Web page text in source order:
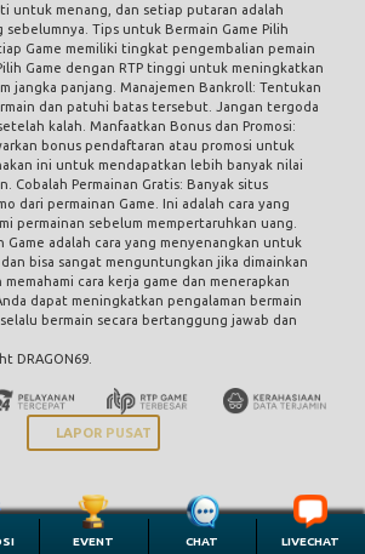
EVENT CHAT LIVECHAT
untuk menang, dan setiap putaran adalah
Tips untuk Bermain Game Pilih
Game memiliki tingkat pengembalian pemain
Game dengan RTP tinggi untuk meningkatkan
jangka panjang. Manajemen Bankroll: Tentukan
dan patuhi batas tersebut. Jangan tergoda
kalah. Manfaatkan Bonus dan Promosi:
bonus pendaftaran atau promosi untuk
ini untuk mendapatkan lebih banyak nilai
Cobalah Permainan Gratis: Banyak situs
dari permainan Game. Ini adalah cara yang
permainan sebelum mempertaruhkan uang.
Game adalah cara yang menyenangkan untuk
bisa sangat menguntungkan jika dimainkan
cara kerja game dan menerapkan
dapat meningkatkan pengalaman bermain
bermain secara bertanggung jawab dan
DRAGON69.
LAPOR PUSAT